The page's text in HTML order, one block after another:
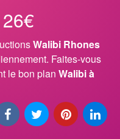
Walibi Rhones
Faites-vous
le bon plan Walibi à